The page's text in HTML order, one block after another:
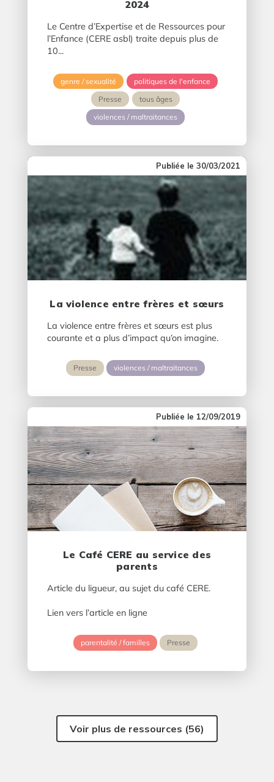
2024
Le Centre d’Expertise et de Ressources pour
l’Enfance (CERE asbl) traite depuis plus de
10...
genre / sexualité
politiques de l'enfance
Presse
tous âges
violences / maltraitances
30/03/2021
La violence entre frères et sœurs
La violence entre frères et sœurs est plus
courante et a plus d’impact qu’on imagine.
Presse violences / maltraitances
12/09/2019
Le Café CERE au service des
parents
Article du ligueur, au sujet du café CERE.
Lien vers l’article en ligne
parentalité / familles Presse
Voir plus de ressources (56)